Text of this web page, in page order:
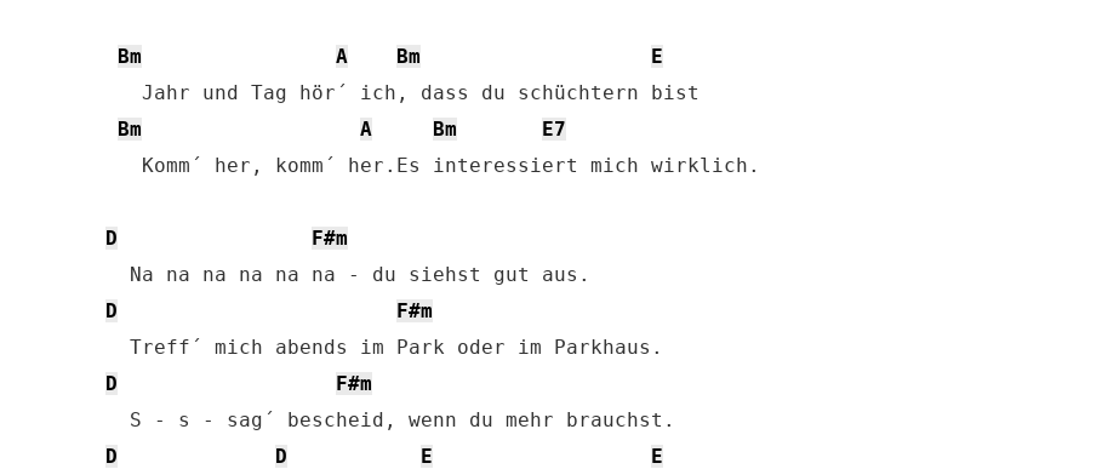
Bm A Bm
E
   Jahr und Tag hör´ ich, dass du schüchtern bist
Bm
A Bm
E7
   Komm´ her, komm´ her.Es interessiert mich wirklich.
D
F#m
D
F#m
D
F#m
D
D E
E